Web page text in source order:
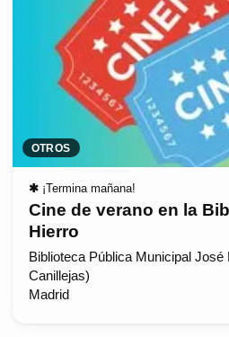
OTROS
✱ ¡Termina mañana!
Cine de verano en la
Hierro
Biblioteca Pública Municipal José
Canillejas)
Madrid